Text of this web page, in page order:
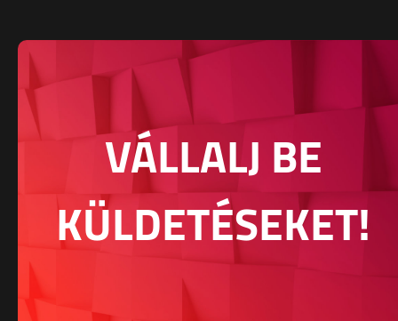
VÁLLALJ BE
KÜLDETÉSEKET!